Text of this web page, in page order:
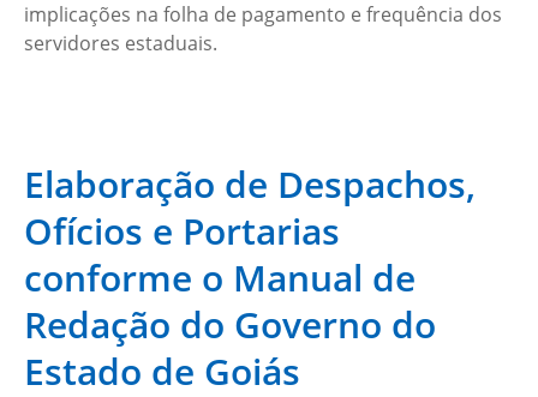
implicações na folha de pagamento e frequência dos
servidores estaduais.
Elaboração de Despachos,
Ofícios e Portarias
conforme o Manual de
Redação do Governo do
Estado de Goiás